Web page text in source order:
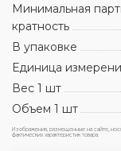
Минимальная
кратность
В упаковке
Единица
Вес 1 шт
Объем 1 шт
Изображения, размещенные на сайте,
фактических характеристик товара.